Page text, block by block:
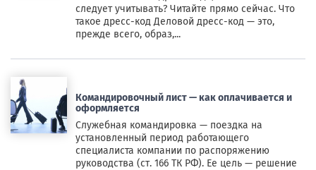
следует учитывать? Читайте прямо сейчас. Что
такое дресс-код Деловой дресс-код — это,
прежде всего, образ,...
Командировочный лист — как оплачивается и
оформляется
Служебная командировка — поездка на
установленный период работающего
специалиста компании по распоряжению
руководства (ст. 166 ТК РФ). Ее цель — решение